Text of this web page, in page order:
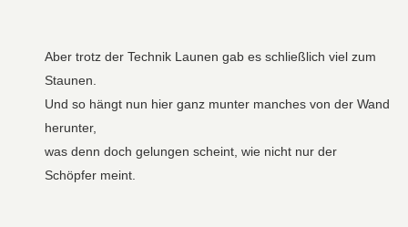
Aber trotz der Technik Launen gab es schließlich viel zum
Staunen.
Und so hängt nun hier ganz munter manches von der Wand
herunter,
was denn doch gelungen scheint, wie nicht nur der
Schöpfer meint.